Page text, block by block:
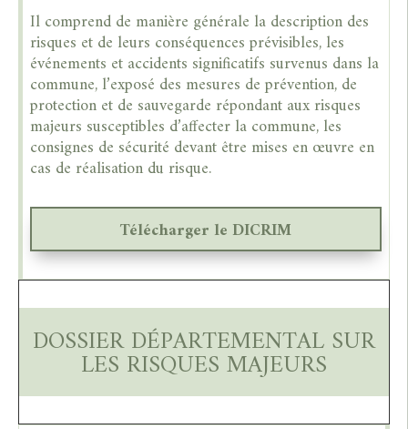
Il comprend de manière générale la description des
risques et de leurs conséquences prévisibles, les
événements et accidents significatifs survenus dans la
commune, l’exposé des mesures de prévention, de
protection et de sauvegarde répondant aux risques
majeurs susceptibles d’affecter la commune, les
consignes de sécurité devant être mises en œuvre en
cas de réalisation du risque.
Télécharger le DICRIM
DOSSIER DÉPARTEMENTAL SUR
LES RISQUES MAJEURS